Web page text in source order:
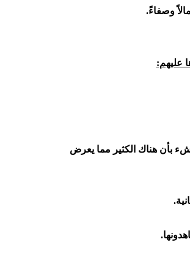
وصفاءً.
عليهم:
بأن هناك الكثير مما يعرض